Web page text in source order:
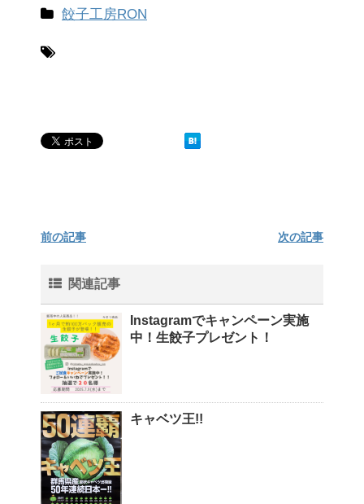
餃子工房RON
前の記事 次の記事
関連記事
Instagramでキャンペーン実施
中！生餃子プレゼント！
キャベツ王!!